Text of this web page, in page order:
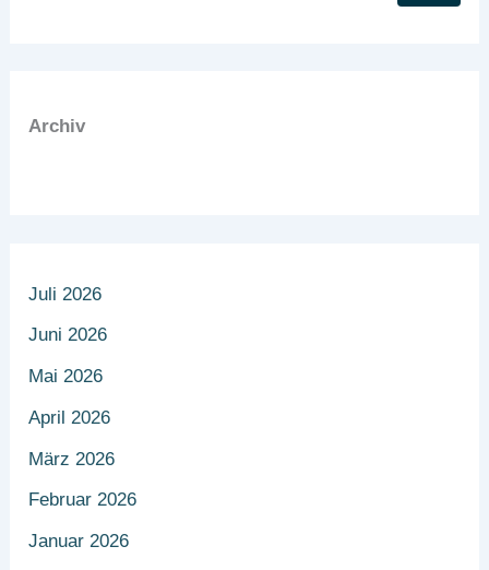
Archiv
Juli 2026
Juni 2026
Mai 2026
April 2026
März 2026
Februar 2026
Januar 2026